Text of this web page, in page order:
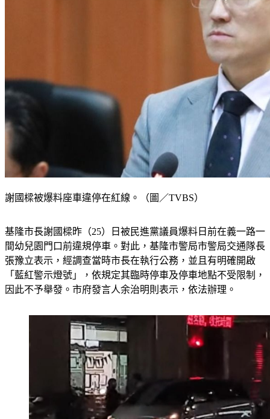
間幼兒園門口前違規停車。對此，基隆市警局市警局交通隊長
張豫立表示，經調查當時市長在執行公務，並且有明確開啟
「藍紅警示燈號」，依規定其臨時停車及停車地點不受限制，
因此不予舉發。市府發言人余治明則表示，依法辦理。